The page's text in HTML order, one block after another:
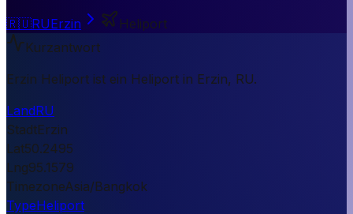
🇷🇺RUErzin
Heliport
Kurzantwort
Erzin Heliport ist ein Heliport in Erzin, RU.
LandRU
StadtErzin
Lat50.2495
Lng95.1579
TimezoneAsia/Bangkok
TypeHeliport